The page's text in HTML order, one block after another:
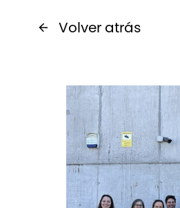
Volver atrás